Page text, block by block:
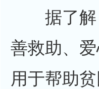
据了解，
善救助、
用于帮助